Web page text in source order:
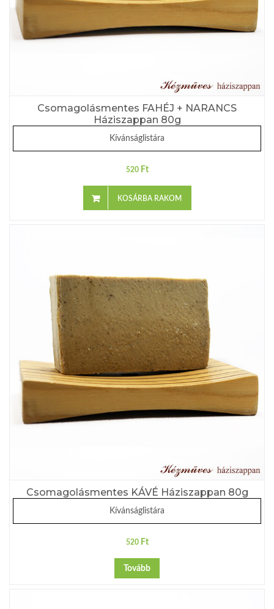
Csomagolásmentes FAHÉJ + NARANCS
Háziszappan 80g
Kívánságlistára
520 Ft
KOSÁRBA RAKOM
Csomagolásmentes KÁVÉ Háziszappan 80g
Kívánságlistára
520 Ft
Tovább